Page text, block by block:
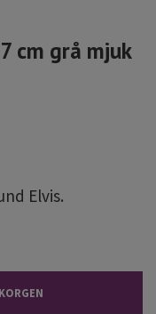
cm grå mjuk
Elvis.